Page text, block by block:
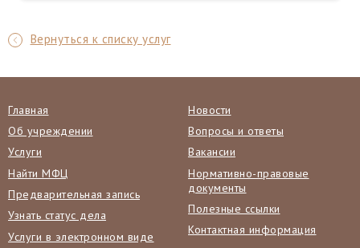
Вернуться к списку услуг
Главная
Об учреждении
Услуги
Найти МФЦ
Предварительная запись
Узнать статус дела
Услуги в электронном виде
Новости
Вопросы и ответы
Вакансии
Нормативно-правовые
документы
Полезные ссылки
Контактная информация